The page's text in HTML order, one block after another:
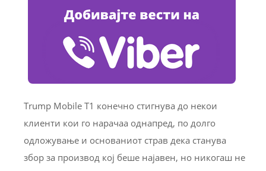
Trump Mobile T1 конечно стигнува до некои
клиенти кои го нарачаа однапред, по долго
одложување и основаниот страв дека станува
збор за производ кој беше најавен, но никогаш не